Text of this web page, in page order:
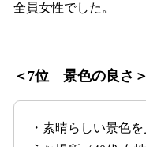
全員女性でした。
＜7位 景色の良さ＞
・素晴らしい景色